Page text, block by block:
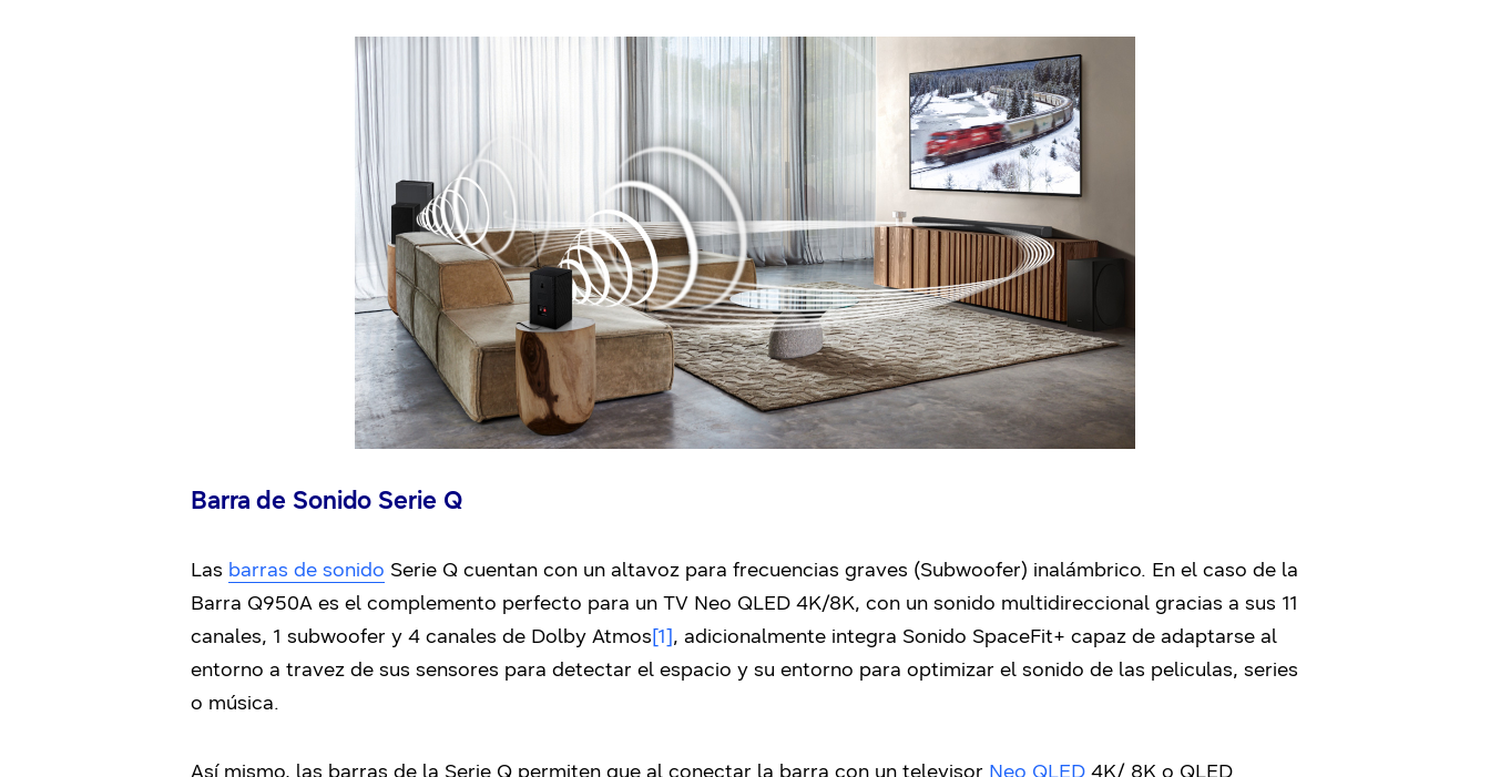
Barra de Sonido Serie Q
Las barras de sonido Serie Q cuentan con un altavoz para frecuencias graves (Subwoofer) inalámbrico. En el caso de la
Barra Q950A es el complemento perfecto para un TV Neo QLED 4K/8K, con un sonido multidireccional gracias a sus 11
canales, 1 subwoofer y 4 canales de Dolby Atmos[1], adicionalmente integra Sonido SpaceFit+ capaz de adaptarse al
entorno a travez de sus sensores para detectar el espacio y su entorno para optimizar el sonido de las peliculas, series
o música.
Así mismo, las barras de la Serie Q permiten que al conectar la barra con un televisor Neo QLED 4K/ 8K o QLED